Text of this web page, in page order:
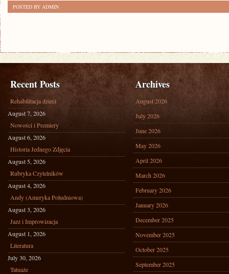
SEGREGACJĘ
ODPADÓW
POSTED BY ADMIN
Recent Posts
Rehabilitacja dzieci
August 7, 2026
Nowości i Premiery
August 6, 2026
Historia Jednego Zdjęcia
August 5, 2026
Rubryka Czytelników
August 4, 2026
Andy (Ameryka Południowa)
August 3, 2026
Jazz i Improwizacja
August 1, 2026
Literatura
July 30, 2026
Tatuaże
Archives
August 2026
July 2026
June 2026
May 2026
April 2026
March 2026
February 2026
January 2026
December 2025
November 2025
October 2025
September 2025